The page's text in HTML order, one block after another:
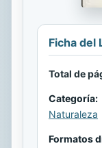
Ficha del
Total de
Categoría:
Naturaleza
Formatos